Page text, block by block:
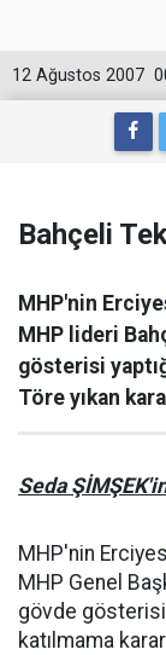
12 Ağustos 2007
Bahçeli
MHP'nin
MHP lideri
gösterisi
Töre yıkan
Seda
MHP'nin
MHP Genel
gövde gösterisi
katılmama